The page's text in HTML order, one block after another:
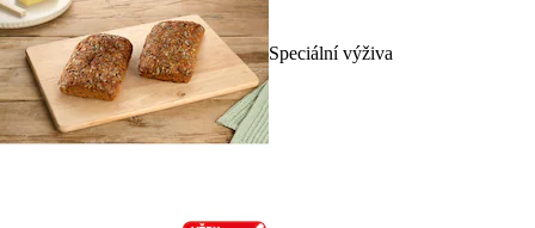
Speciální výživa